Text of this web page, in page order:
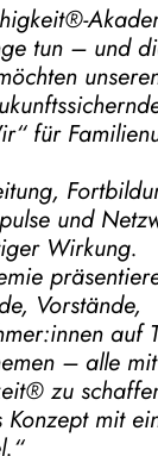
tun – und
für
und
Wirkung.
Vorstände,
auf
– alle
zu
mit